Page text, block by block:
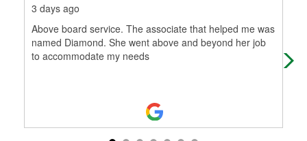
3 days ago
Above board service. The associate that helped me was
named Diamond. She went above and beyond her job
to accommodate my needs
of